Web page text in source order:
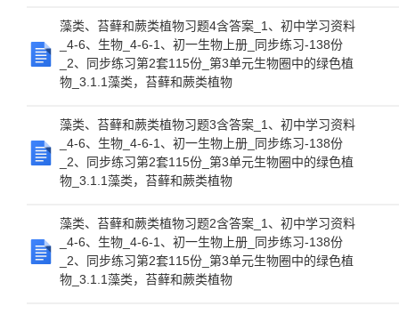
藻类、苔藓和蕨类植物习题4含答案_1、初中学习资料
_4-6、生物_4-6-1、初一生物上册_同步练习-138份
_2、同步练习第2套115份_第3单元生物圈中的绿色植
物_3.1.1藻类，苔藓和蕨类植物
藻类、苔藓和蕨类植物习题3含答案_1、初中学习资料
_4-6、生物_4-6-1、初一生物上册_同步练习-138份
_2、同步练习第2套115份_第3单元生物圈中的绿色植
物_3.1.1藻类，苔藓和蕨类植物
藻类、苔藓和蕨类植物习题2含答案_1、初中学习资料
_4-6、生物_4-6-1、初一生物上册_同步练习-138份
_2、同步练习第2套115份_第3单元生物圈中的绿色植
物_3.1.1藻类，苔藓和蕨类植物